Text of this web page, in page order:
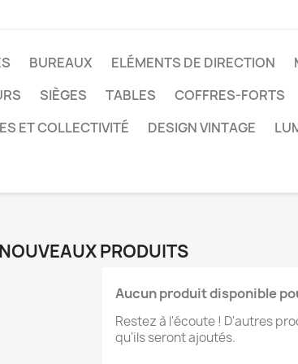
BUREAUX ELÉMENTS DE DIRECTION
SIÈGES TABLES COFFRES-FORTS
ET COLLECTIVITÉ
DESIGN VINTAGE
NOUVEAUX PRODUITS
Aucun produit disponible
Restez à l'écoute ! D'autres
qu'ils seront ajoutés.